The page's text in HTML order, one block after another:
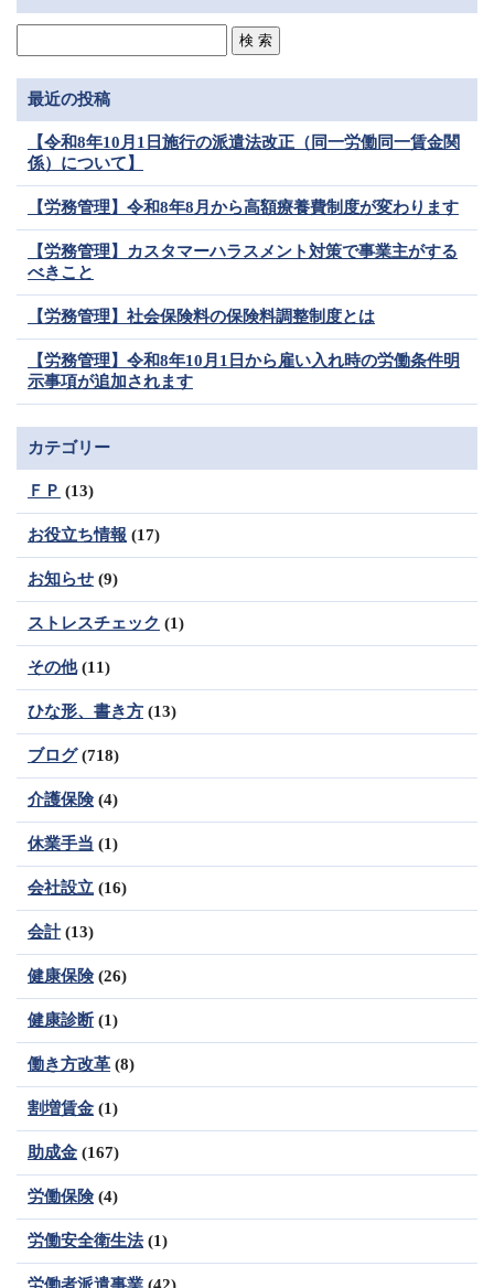
最近の投稿
【令和8年10月1日施行の派遣法改正（同一労働同一賃金関
係）について】
【労務管理】令和8年8月から高額療養費制度が変わります
【労務管理】カスタマーハラスメント対策で事業主がする
べきこと
【労務管理】社会保険料の保険料調整制度とは
【労務管理】令和8年10月1日から雇い入れ時の労働条件明
示事項が追加されます
カテゴリー
ＦＰ (13)
お役立ち情報 (17)
お知らせ (9)
ストレスチェック (1)
その他(11)
ひな形、書き方 (13)
ブログ(718)
介護保険(4)
休業手当 (1)
会社設立 (16)
会計(13)
健康保険(26)
健康診断(1)
働き方改革 (8)
割増賃金 (1)
助成金 (167)
労働保険(4)
労働安全衛生法(1)